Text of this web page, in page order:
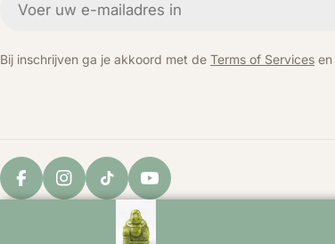
Bij inschrijven ga je akkoord met de Terms of Services en
FacebookInstagram
TikTokYouTube
KEY LIME STORE